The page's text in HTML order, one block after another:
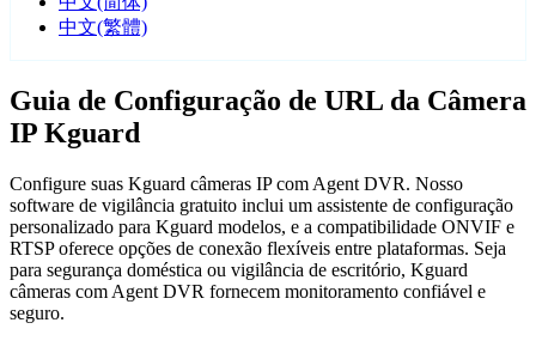
中文(繁體)
Guia de Configuração de URL da Câmera
IP Kguard
Configure suas Kguard câmeras IP com Agent DVR. Nosso
software de vigilância gratuito inclui um assistente de configuração
personalizado para Kguard modelos, e a compatibilidade ONVIF e
RTSP oferece opções de conexão flexíveis entre plataformas. Seja
para segurança doméstica ou vigilância de escritório, Kguard
câmeras com Agent DVR fornecem monitoramento confiável e
seguro.